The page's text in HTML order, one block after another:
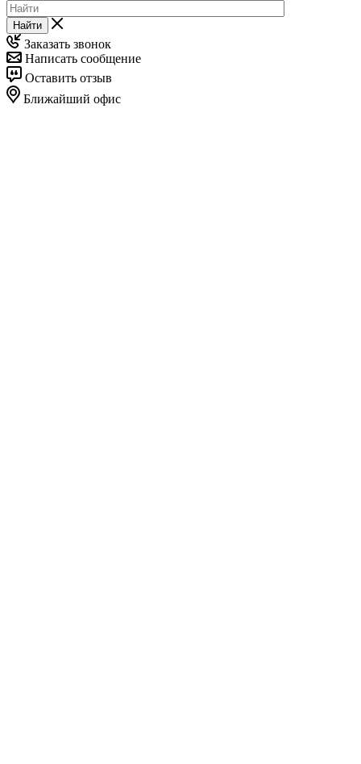
Найти
Заказать звонок
Написать сообщение
Оставить отзыв
Ближайший офис